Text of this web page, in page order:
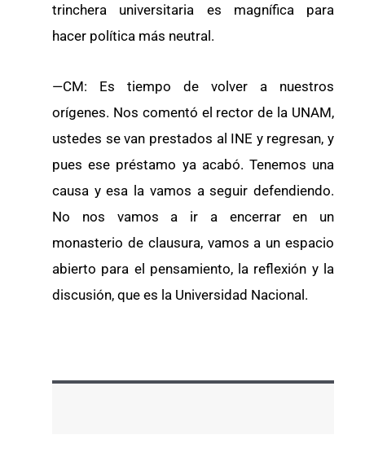
trinchera universitaria es magnífica para
hacer política más neutral.
—CM: Es tiempo de volver a nuestros
orígenes. Nos comentó el rector de la UNAM,
ustedes se van prestados al INE y regresan, y
pues ese préstamo ya acabó. Tenemos una
causa y esa la vamos a seguir defendiendo.
No nos vamos a ir a encerrar en un
monasterio de clausura, vamos a un espacio
abierto para el pensamiento, la reflexión y la
discusión, que es la Universidad Nacional.